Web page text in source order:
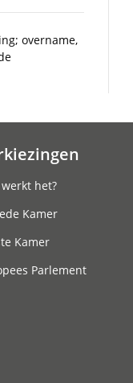
overname,
werkt het?
Kamer
Kamer
Parlement